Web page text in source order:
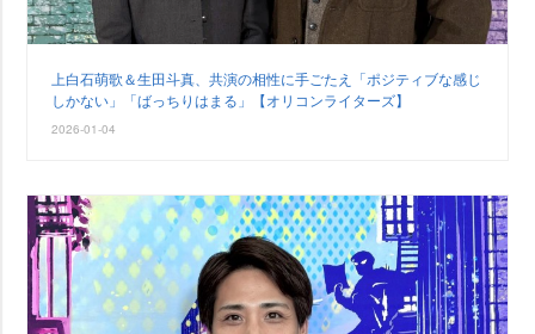
上白石萌歌＆生田斗真、共演の相性に手ごたえ「ポジティブな感じ
しかない」「ばっちりはまる」【オリコンライターズ】
2026-01-04